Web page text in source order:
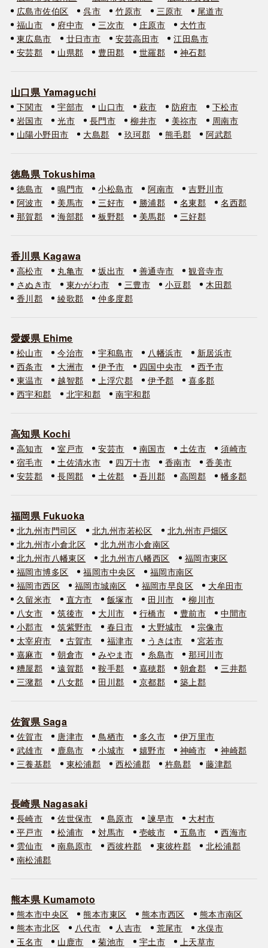
広島市佐伯区
呉市 竹原市 三原市
尾道市
福山市
府中市 三次市 庄原市
大竹市
東広島市
廿日市市 安芸高田市
江田島市
安芸郡
山県郡 豊田郡 世羅郡 神石郡
山口県 Yamaguchi
下関市 宇部市 山口市 萩市 防府市
下松市
岩国市
光市 長門市 柳井市 美祢市
周南市
山陽小野田市
大島郡 玖珂郡 熊毛郡 阿武郡
徳島県 Tokushima
徳島市 鳴門市 小松島市 阿南市
吉野川市
阿波市
美馬市 三好市 勝浦郡 名東郡
名西郡
那賀郡
海部郡 板野郡 美馬郡 三好郡
香川県 Kagawa
高松市 丸亀市 坂出市 善通寺市
観音寺市
さぬき市
東かがわ市 三豊市 小豆郡
木田郡
香川郡
綾歌郡 仲多度郡
愛媛県 Ehime
松山市 今治市 宇和島市 八幡浜市
新居浜市
西条市
大洲市 伊予市 四国中央市
西予市
東温市
越智郡 上浮穴郡 伊予郡
喜多郡
西宇和郡
北宇和郡 南宇和郡
高知県 Kochi
高知市 室戸市 安芸市 南国市 土佐市
須崎市
宿毛市
土佐清水市 四万十市 香南市
香美市
安芸郡
長岡郡 土佐郡 吾川郡 高岡郡 幡多郡
福岡県 Fukuoka
北九州市門司区 北九州市若松区
北九州市戸畑区
北九州市小倉北区
北九州市小倉南区
北九州市八幡東区
北九州市八幡西区
福岡市東区
福岡市博多区
福岡市中央区
福岡市南区
福岡市西区
福岡市城南区 福岡市早良区
大牟田市
久留米市
直方市 飯塚市 田川市
柳川市
八女市
筑後市 大川市 行橋市 豊前市
中間市
小郡市
筑紫野市 春日市 大野城市
宗像市
太宰府市
古賀市 福津市 うきは市
宮若市
嘉麻市
朝倉市 みやま市 糸島市
那珂川市
糟屋郡
遠賀郡 鞍手郡 嘉穂郡 朝倉郡
三井郡
三潴郡
八女郡 田川郡 京都郡 築上郡
佐賀県 Saga
佐賀市 唐津市 鳥栖市 多久市
伊万里市
武雄市
鹿島市 小城市 嬉野市 神崎市
神崎郡
三養基郡
東松浦郡 西松浦郡 杵島郡 藤津郡
長崎県 Nagasaki
長崎市 佐世保市 島原市 諫早市
大村市
平戸市
松浦市 対馬市 壱岐市 五島市
西海市
雲仙市
南島原市 西彼杵郡 東彼杵郡
北松浦郡
南松浦郡
熊本県 Kumamoto
熊本市中央区 熊本市東区 熊本市西区
熊本市南区
熊本市北区
八代市 人吉市 荒尾市
水俣市
玉名市
山鹿市 菊池市 宇土市
上天草市